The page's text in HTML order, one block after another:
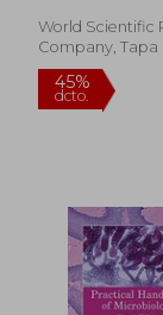
40%
dcto.
1) (en Inglés)
World Scientific
Company, Tapa
Nuevo